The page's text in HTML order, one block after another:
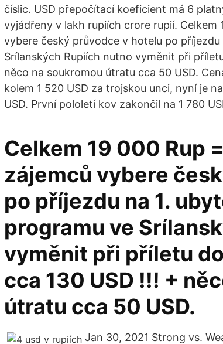
číslic. USD přepočítací koeficient má 6
vyjádřeny v lakh rupiích crore rupií. Celkem
vybere český průvodce v hotelu po
Srílanských Rupiích nutno vyměnit při
něco na soukromou útratu cca 50 USD.
kolem 1 520 USD za trojskou unci, nyní je
USD. První pololetí kov zakončil na 1 780
Celkem 19 000 Rup
zájemců vybere
po příjezdu na 1.
programu ve
vyměnit při příletu
cca 130 USD !!! +
útratu cca 50 USD.
Jan 30, 2021 Strong vs.